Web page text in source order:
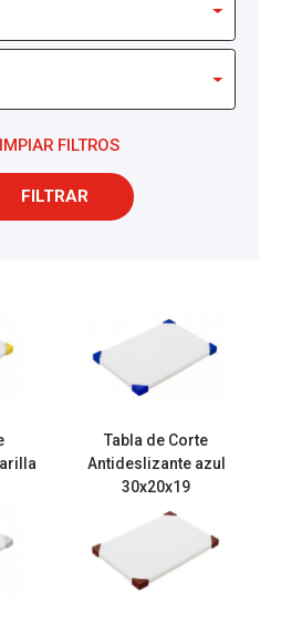
FILTROS
FILTRAR
Tabla de Corte
Antideslizante azul
30x20x19